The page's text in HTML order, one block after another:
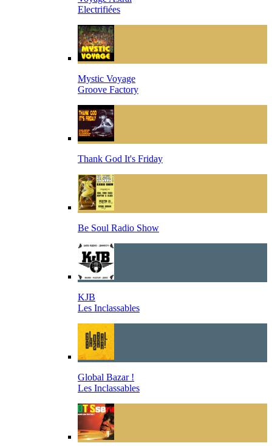
Electrifiées
Mystic Voyage
Groove Factory
Thank God It's Friday
Be Soul Radio Show
KJB
Les Inclassables
Global Bazar !
Les Inclassables